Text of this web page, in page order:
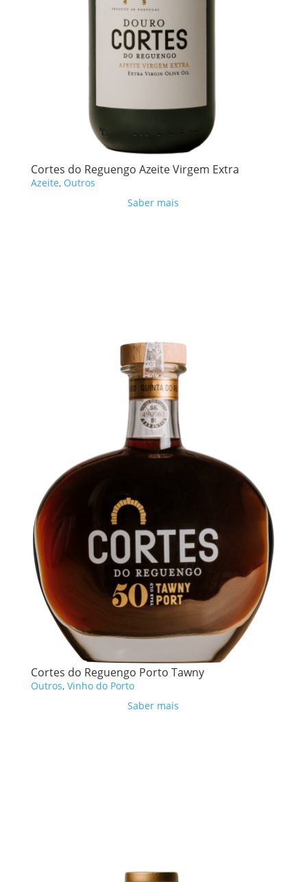
Cortes do Reguengo Azeite Virgem Extra
Azeite, Outros
Saber mais
Cortes do Reguengo Porto Tawny
Outros, Vinho do Porto
Saber mais